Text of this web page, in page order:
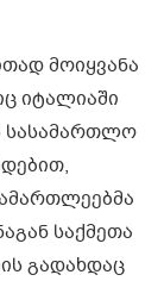
მოიყვანა
იტალიაში
სასამართლო
საქმეთა
გადახდაც